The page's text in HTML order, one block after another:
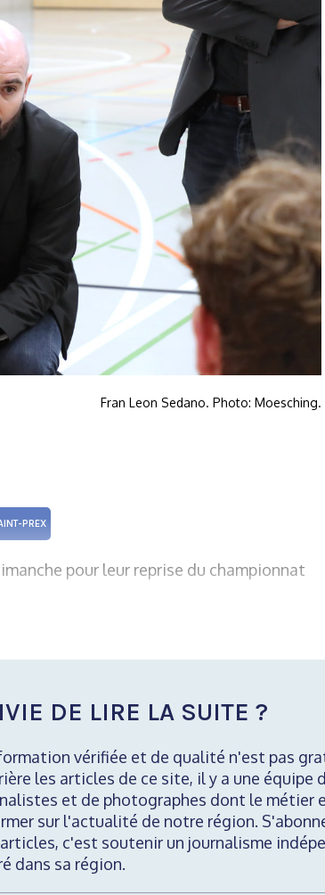
Fran Leon Sedano. Photo: Moesching.
PREX
pour leur reprise du championnat
DE LIRE LA SUITE ?
vérifiée et de qualité n'est pas
les articles de ce site, il y a une équipe
et de photographes dont le métier
sur l'actualité de notre région.
c'est soutenir un journalisme
dans sa région.